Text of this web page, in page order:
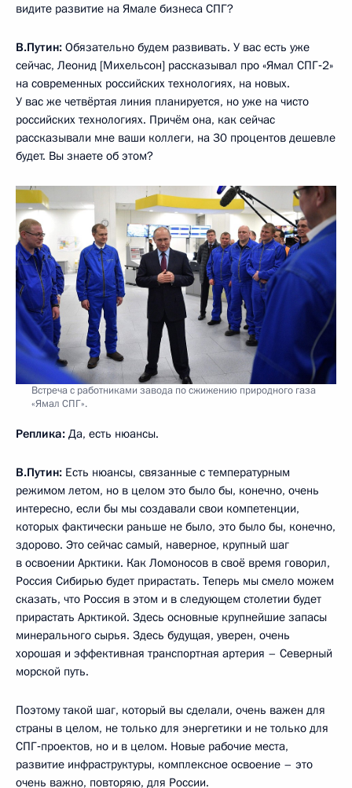
видите развитие на Ямале бизнеса СПГ?
В.Путин: Обязательно будем развивать. У вас есть уже
сейчас, Леонид [Михельсон] рассказывал про «Ямал СПГ‑2»
на современных российских технологиях, на новых.
У вас же четвёртая линия планируется, но уже на чисто
российских технологиях. Причём она, как сейчас
рассказывали мне ваши коллеги, на 30 процентов дешевле
будет. Вы знаете об этом?
Встреча с работниками завода по сжижению природного газа
«Ямал СПГ».
Реплика: Да, есть нюансы.
В.Путин: Есть нюансы, связанные с температурным
режимом летом, но в целом это было бы, конечно, очень
интересно, если бы мы создавали свои компетенции,
которых фактически раньше не было, это было бы, конечно,
здорово. Это сейчас самый, наверное, крупный шаг
в освоении Арктики. Как Ломоносов в своё время говорил,
Россия Сибирью будет прирастать. Теперь мы смело можем
сказать, что Россия в этом и в следующем столетии будет
прирастать Арктикой. Здесь основные крупнейшие запасы
минерального сырья. Здесь будущая, уверен, очень
хорошая и эффективная транспортная артерия – Северный
морской путь.
Поэтому такой шаг, который вы сделали, очень важен для
страны в целом, не только для энергетики и не только для
СПГ‑проектов, но и в целом. Новые рабочие места,
развитие инфраструктуры, комплексное освоение – это
очень важно, повторяю, для России.